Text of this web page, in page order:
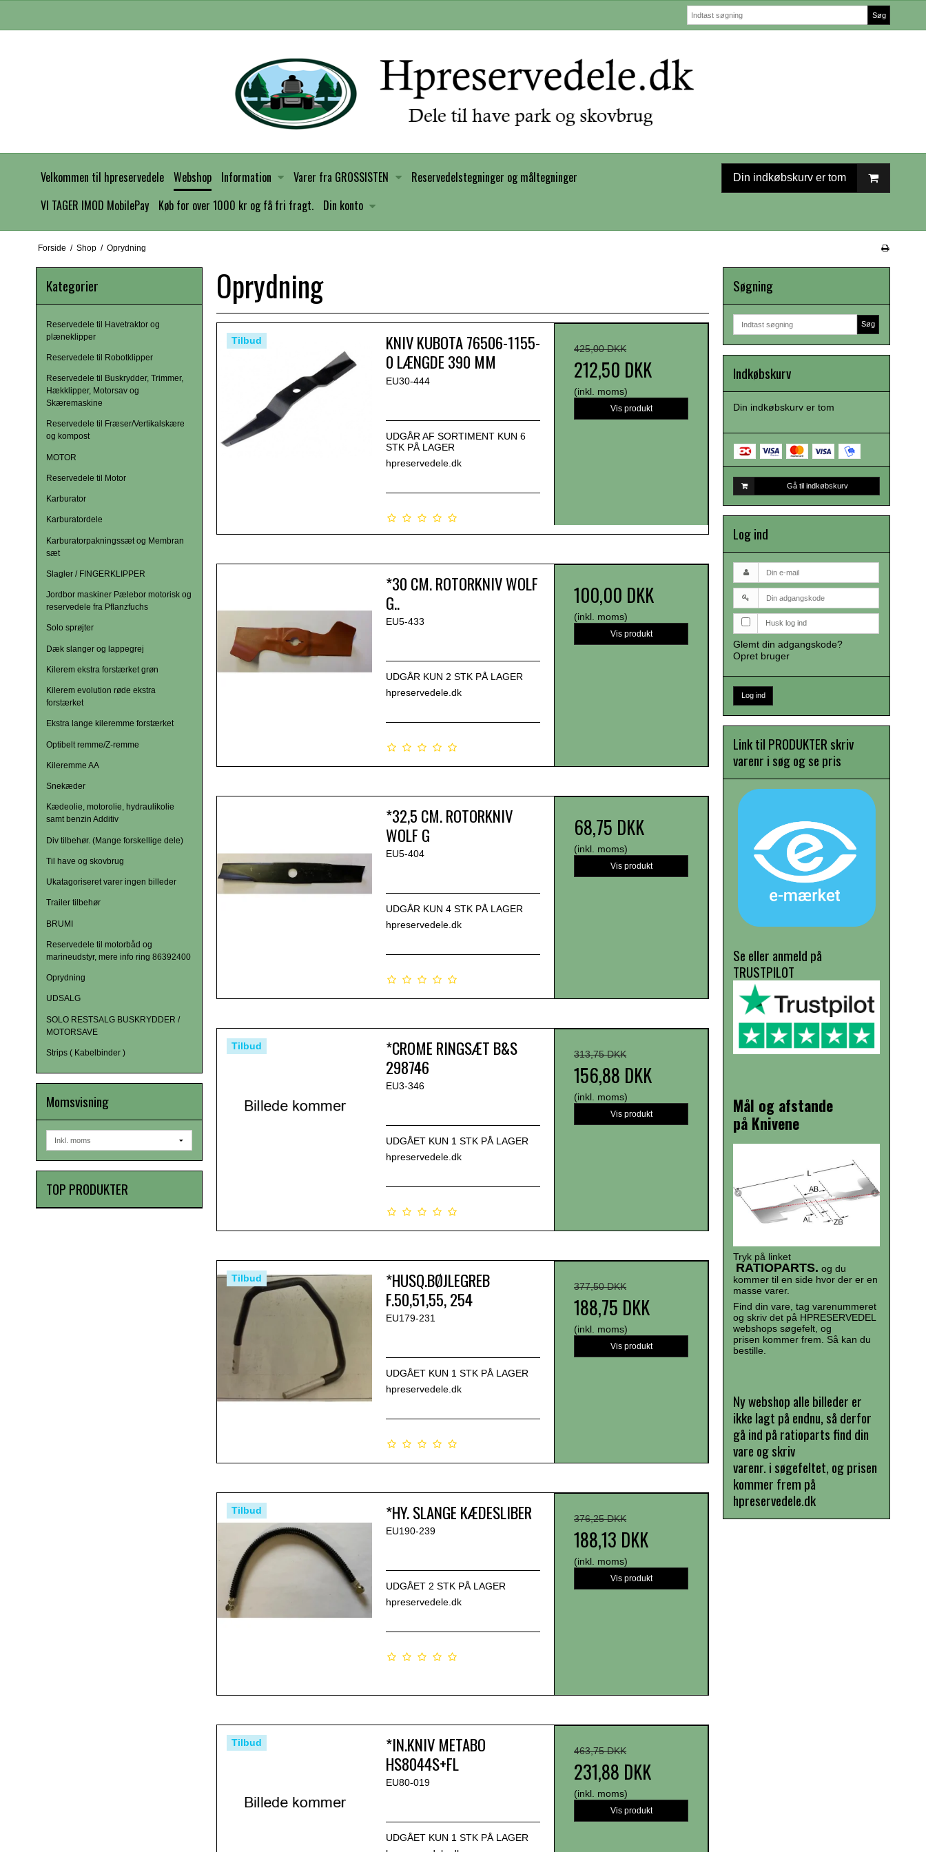
Søg
Velkommen til hpreservedele Webshop Information Varer fra GROSSISTEN
Reservedelstegninger og måltegninger
VI TAGER IMOD MobilePay
Køb for over 1000 kr og få fri fragt. Din konto
Din indkøbskurv er tom
Forside / Shop / Oprydning
Kategorier
Reservedele til Havetraktor og
plæneklipper
Reservedele til Robotklipper
Reservedele til Buskrydder, Trimmer,
Hækklipper, Motorsav og
Skæremaskine
Reservedele til Fræser/Vertikalskære
og kompost
MOTOR
Reservedele til Motor
Karburator
Karburatordele
Karburatorpakningssæt og Membran
sæt
Slagler / FINGERKLIPPER
Jordbor maskiner Pælebor motorisk og
reservedele fra Pflanzfuchs
Solo sprøjter
Dæk slanger og lappegrej
Kilerem ekstra forstærket grøn
Kilerem evolution røde ekstra
forstærket
Ekstra lange kileremme forstærket
Optibelt remme/Z-remme
Kileremme AA
Snekæder
Kædeolie, motorolie, hydraulikolie
samt benzin Additiv
Div tilbehør. (Mange forskellige dele)
Til have og skovbrug
Ukatagoriseret varer ingen billeder
Trailer tilbehør
BRUMI
Reservedele til motorbåd og
marineudstyr, mere info ring 86392400
Oprydning
UDSALG
SOLO RESTSALG BUSKRYDDER /
MOTORSAVE
Strips ( Kabelbinder )
Momsvisning
TOP PRODUKTER
Oprydning
Tilbud
KNIV KUBOTA 76506-1155-
0 LÆNGDE 390 MM
EU30-444
UDGÅR AF SORTIMENT KUN 6
STK PÅ LAGER
hpreservedele.dk
425,00 DKK
212,50 DKK
(inkl. moms)
Vis produkt
*30 CM. ROTORKNIV WOLF
G..
EU5-433
UDGÅR KUN 2 STK PÅ LAGER
hpreservedele.dk
100,00 DKK
(inkl. moms)
Vis produkt
*32,5 CM. ROTORKNIV
WOLF G
EU5-404
UDGÅR KUN 4 STK PÅ LAGER
hpreservedele.dk
68,75 DKK
(inkl. moms)
Vis produkt
Tilbud
*CROME RINGSÆT B&S
298746
EU3-346
UDGÅET KUN 1 STK PÅ LAGER
hpreservedele.dk
313,75 DKK
156,88 DKK
(inkl. moms)
Vis produkt
Tilbud
*HUSQ.BØJLEGREB
F.50,51,55, 254
EU179-231
UDGÅET KUN 1 STK PÅ LAGER
hpreservedele.dk
377,50 DKK
188,75 DKK
(inkl. moms)
Vis produkt
Tilbud *HY. SLANGE KÆDESLIBER
EU190-239
UDGÅET 2 STK PÅ LAGER
hpreservedele.dk
376,25 DKK
188,13 DKK
(inkl. moms)
Vis produkt
Tilbud
*IN.KNIV METABO
HS8044S+FL
EU80-019
UDGÅET KUN 1 STK PÅ LAGER
463,75 DKK
231,88 DKK
(inkl. moms)
Vis produkt
Søgning
Søg
Indkøbskurv
Din indkøbskurv er tom
Gå til indkøbskurv
Log ind
Husk log ind
Glemt din adgangskode?
Opret bruger
Log ind
Link til PRODUKTER skriv
varenr i søg og se pris
Se eller anmeld på
TRUSTPILOT
Mål og afstande
på Knivene
Tryk på linket
RATIOPARTS. og du
kommer til en side hvor der er en
masse varer.
Find din vare, tag varenummeret
og skriv det på HPRESERVEDEL
webshops søgefelt, og
prisen kommer frem. Så kan du
bestille.
Ny webshop alle billeder er
ikke lagt på endnu, så derfor
gå ind på ratioparts find din
vare og skriv
varenr. i søgefeltet, og prisen
kommer frem på
hpreservedele.dk